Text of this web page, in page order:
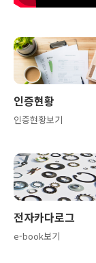
인증현황
인증현황보기
전자카다로그
e-book보기